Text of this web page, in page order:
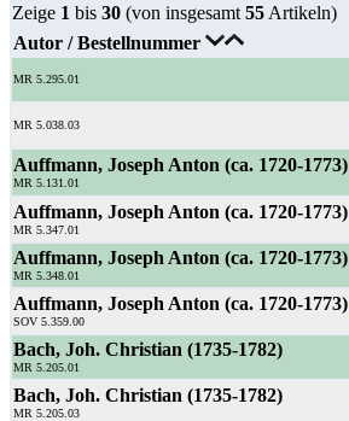
Zeige 1 bis 30 (von insgesamt 55 Artikeln)
Autor / Bestellnummer
MR 5.295.01
MR 5.038.03
Auffmann, Joseph Anton (ca. 1720-1773)
MR 5.131.01
Auffmann, Joseph Anton (ca. 1720-1773)
MR 5.347.01
Auffmann, Joseph Anton (ca. 1720-1773)
MR 5.348.01
Auffmann, Joseph Anton (ca. 1720-1773)
SOV 5.359.00
Bach, Joh. Christian (1735-1782)
MR 5.205.01
Bach, Joh. Christian (1735-1782)
MR 5.205.03